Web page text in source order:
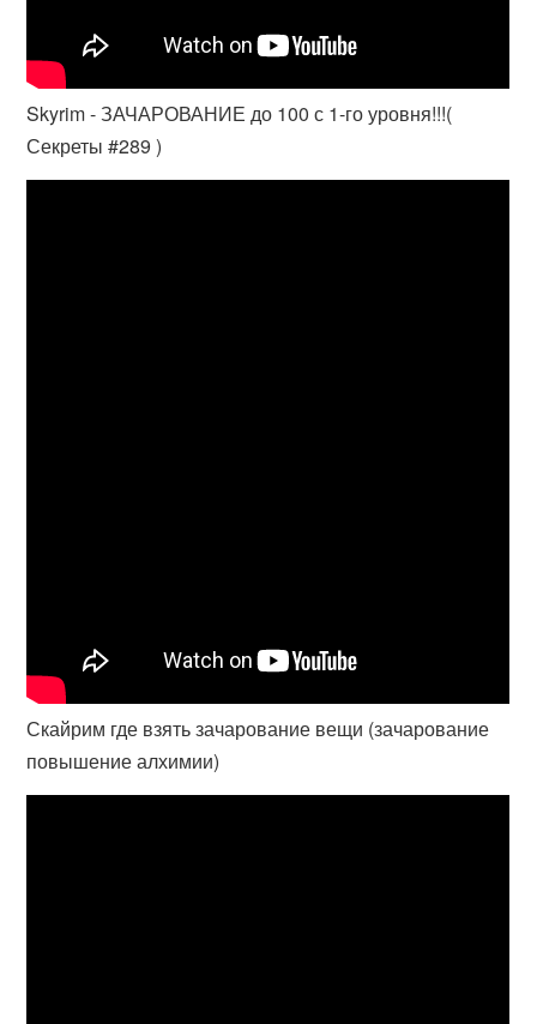
Skyrim - ЗАЧАРОВАНИЕ до 100 с 1-го уровня!!!(
Секреты #289 )
Скайрим где взять зачарование вещи (зачарование
повышение алхимии)